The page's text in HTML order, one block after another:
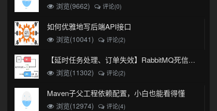
浏览(9662) 评论(0)
如何优雅地写后端API接口
浏览(10041) 评论(2)
【延时任务处理、订单失效】RabbitMQ死信队列实现
浏览(11302)
评论(2)
Maven子父工程依赖配置，小白也能看得懂
浏览(12974) 评论(4)